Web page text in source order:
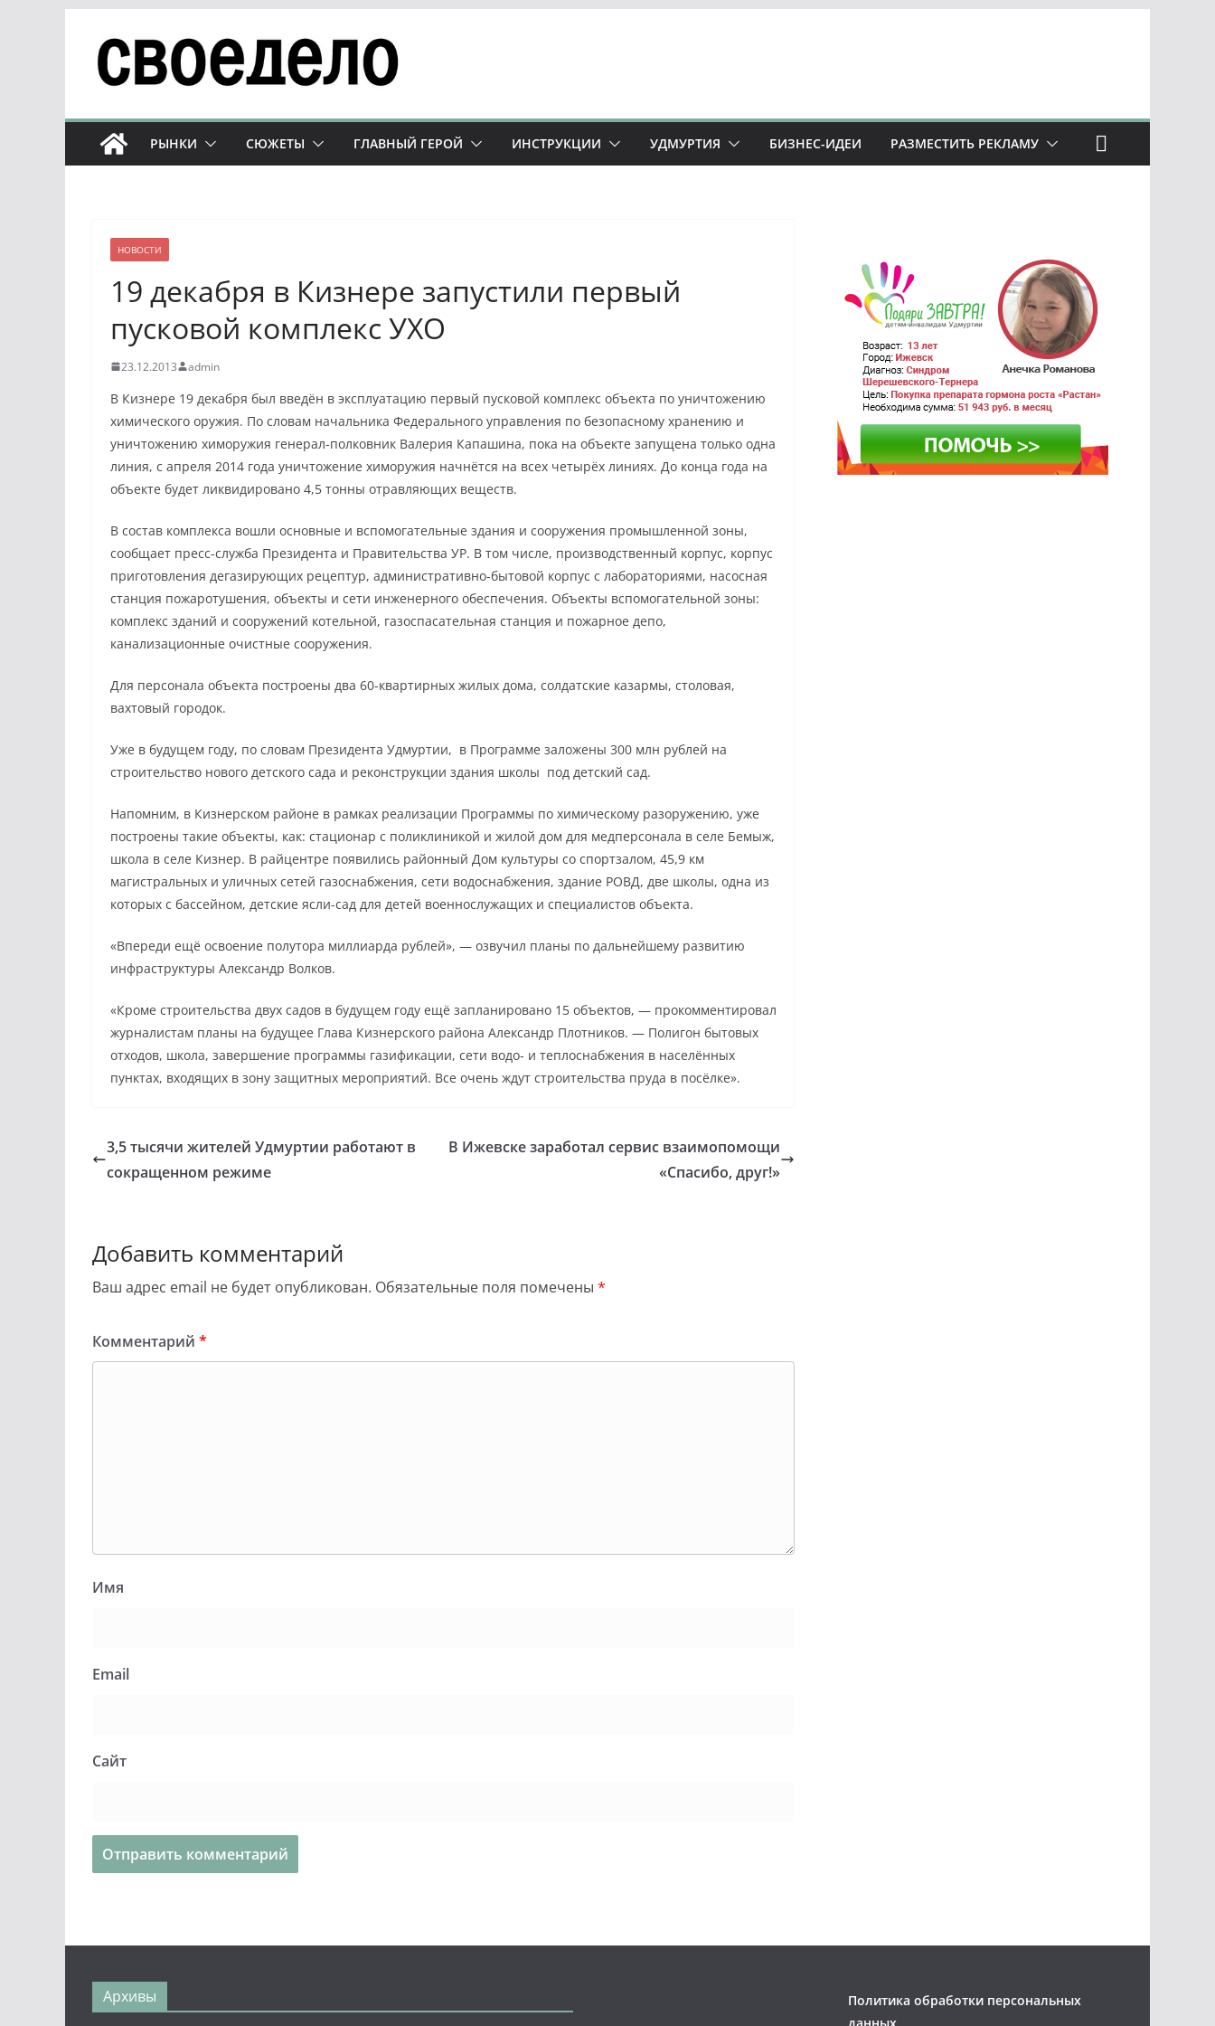
содержимому
РЫНКИ СЮЖЕТЫ ГЛАВНЫЙ ГЕРОЙ ИНСТРУКЦИИ УДМУРТИЯ БИЗНЕС-ИДЕИ РАЗМЕСТИТЬ РЕКЛАМУ
НОВОСТИ
19 декабря в Кизнере запустили первый
пусковой комплекс УХО
23.12.2013 admin
В Кизнере 19 декабря был введён в эксплуатацию первый пусковой комплекс объекта по уничтожению
химического оружия. По словам начальника Федерального управления по безопасному хранению и
уничтожению химоружия генерал-полковник Валерия Капашина, пока на объекте запущена только одна
линия, с апреля 2014 года уничтожение химоружия начнётся на всех четырёх линиях. До конца года на
объекте будет ликвидировано 4,5 тонны отравляющих веществ.
В состав комплекса вошли основные и вспомогательные здания и сооружения промышленной зоны,
сообщает пресс-служба Президента и Правительства УР. В том числе, производственный корпус, корпус
приготовления дегазирующих рецептур, административно-бытовой корпус с лабораториями, насосная
станция пожаротушения, объекты и сети инженерного обеспечения. Объекты вспомогательной зоны:
комплекс зданий и сооружений котельной, газоспасательная станция и пожарное депо,
канализационные очистные сооружения.
Для персонала объекта построены два 60-квартирных жилых дома, солдатские казармы, столовая,
вахтовый городок.
Уже в будущем году, по словам Президента Удмуртии, в Программе заложены 300 млн рублей на
строительство нового детского сада и реконструкции здания школы под детский сад.
Напомним, в Кизнерском районе в рамках реализации Программы по химическому разоружению, уже
построены такие объекты, как: стационар с поликлиникой и жилой дом для медперсонала в селе Бемыж,
школа в селе Кизнер. В райцентре появились районный Дом культуры со спортзалом, 45,9 км
магистральных и уличных сетей газоснабжения, сети водоснабжения, здание РОВД, две школы, одна из
которых с бассейном, детские ясли-сад для детей военнослужащих и специалистов объекта.
«Впереди ещё освоение полутора миллиарда рублей», — озвучил планы по дальнейшему развитию
инфраструктуры Александр Волков.
«Кроме строительства двух садов в будущем году ещё запланировано 15 объектов, — прокомментировал
журналистам планы на будущее Глава Кизнерского района Александр Плотников. — Полигон бытовых
отходов, школа, завершение программы газификации, сети водо- и теплоснабжения в населённых
пунктах, входящих в зону защитных мероприятий. Все очень ждут строительства пруда в посёлке».
3,5 тысячи жителей Удмуртии работают в
сокращенном режиме
В Ижевске заработал сервис взаимопомощи
«Спасибо, друг!»
Добавить комментарий
Ваш адрес email не будет опубликован. Обязательные поля помечены *
Комментарий *
Имя
Email
Сайт
Архивы
Политика обработки персональных